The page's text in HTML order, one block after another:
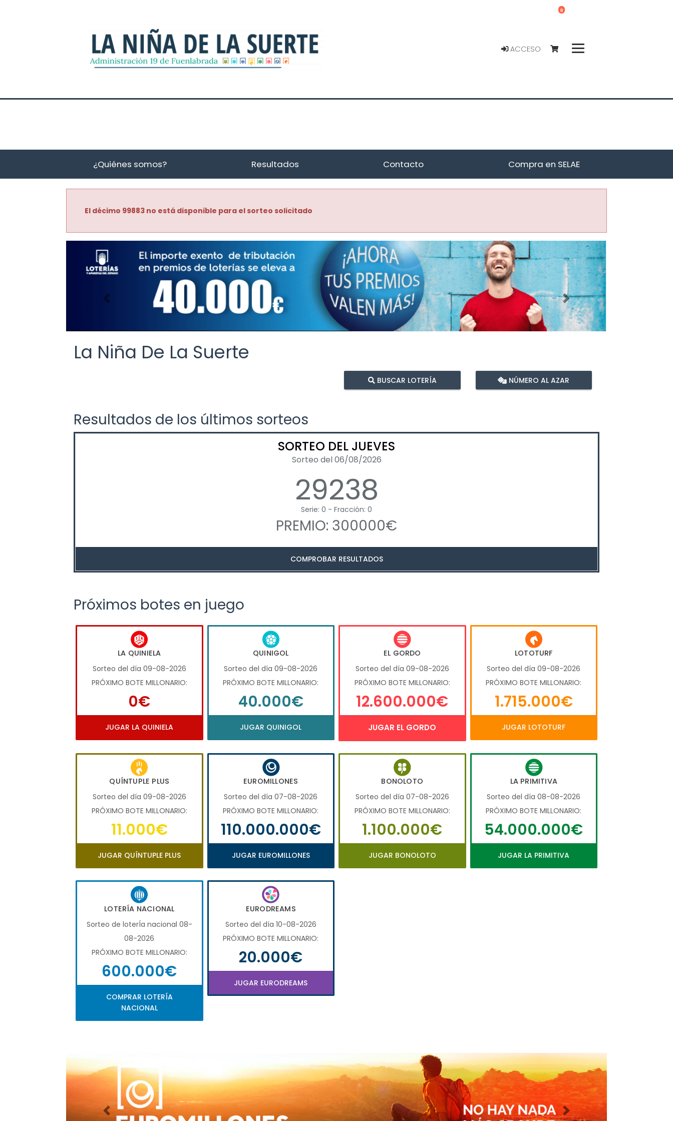
ACCESO
0
¿Quiénes somos? Resultados Contacto Compra en SELAE
El décimo 99883 no está disponible para el sorteo solicitado
Imagen anterior Imagen siguiente
La Niña De La Suerte
BUSCAR LOTERÍA NÚMERO AL AZAR
Resultados de los últimos sorteos
SORTEO DEL JUEVES
Sorteo del 06/08/2026
29238
Serie: 0 - Fracción: 0
PREMIO: 300000€
COMPROBAR RESULTADOS
Próximos botes en juego
LA QUINIELA
Sorteo del día 09-08-2026
PRÓXIMO BOTE MILLONARIO:
0€
JUGAR LA QUINIELA
QUINIGOL
Sorteo del día 09-08-2026
PRÓXIMO BOTE MILLONARIO:
40.000€
JUGAR QUINIGOL
EL GORDO
Sorteo del día 09-08-2026
PRÓXIMO BOTE MILLONARIO:
12.600.000€
JUGAR EL GORDO
LOTOTURF
Sorteo del día 09-08-2026
PRÓXIMO BOTE MILLONARIO:
1.715.000€
JUGAR LOTOTURF
QUÍNTUPLE PLUS
Sorteo del día 09-08-2026
PRÓXIMO BOTE MILLONARIO:
11.000€
JUGAR QUÍNTUPLE PLUS
EUROMILLONES
Sorteo del día 07-08-2026
PRÓXIMO BOTE MILLONARIO:
110.000.000€
JUGAR EUROMILLONES
BONOLOTO
Sorteo del día 07-08-2026
PRÓXIMO BOTE MILLONARIO:
1.100.000€
JUGAR BONOLOTO
LA PRIMITIVA
Sorteo del día 08-08-2026
PRÓXIMO BOTE MILLONARIO:
54.000.000€
JUGAR LA PRIMITIVA
LOTERÍA NACIONAL
Sorteo de loterÍa nacional 08-
08-2026
PRÓXIMO BOTE MILLONARIO:
600.000€
COMPRAR LOTERÍA
NACIONAL
EURODREAMS
Sorteo del día 10-08-2026
PRÓXIMO BOTE MILLONARIO:
20.000€
JUGAR EURODREAMS
Imagen anterior Imagen siguiente